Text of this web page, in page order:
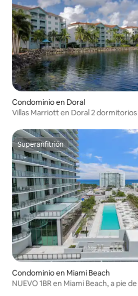
Condominio en Doral
Villas Marriott en Doral 2 dormitorios
Superanfitrión
Superanfitrión
Condominio en Miami Beach
NUEVO 1BR en Miami Beach, a pie